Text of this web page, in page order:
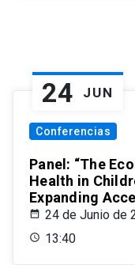
24 JUN
Conferencias
Panel: “The
Health in
Expanding
24 de Junio de
13:40